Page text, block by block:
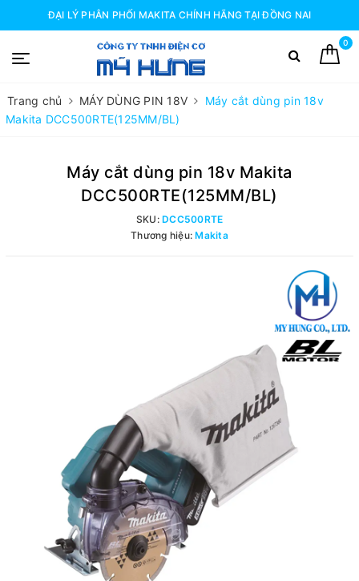
ĐẠI LÝ PHÂN PHỐI MAKITA CHÍNH HÃNG TẠI ĐỒNG NAI
0
Trang chủ MÁY DÙNG PIN 18V
Máy cắt dùng pin 18v
Makita DCC500RTE(125MM/BL)
Máy cắt dùng pin 18v Makita
DCC500RTE(125MM/BL)
SKU: DCC500RTE
Thương hiệu:Makita